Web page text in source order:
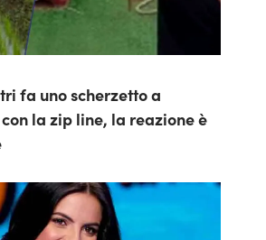
fa uno scherzetto a
la zip line, la reazione è